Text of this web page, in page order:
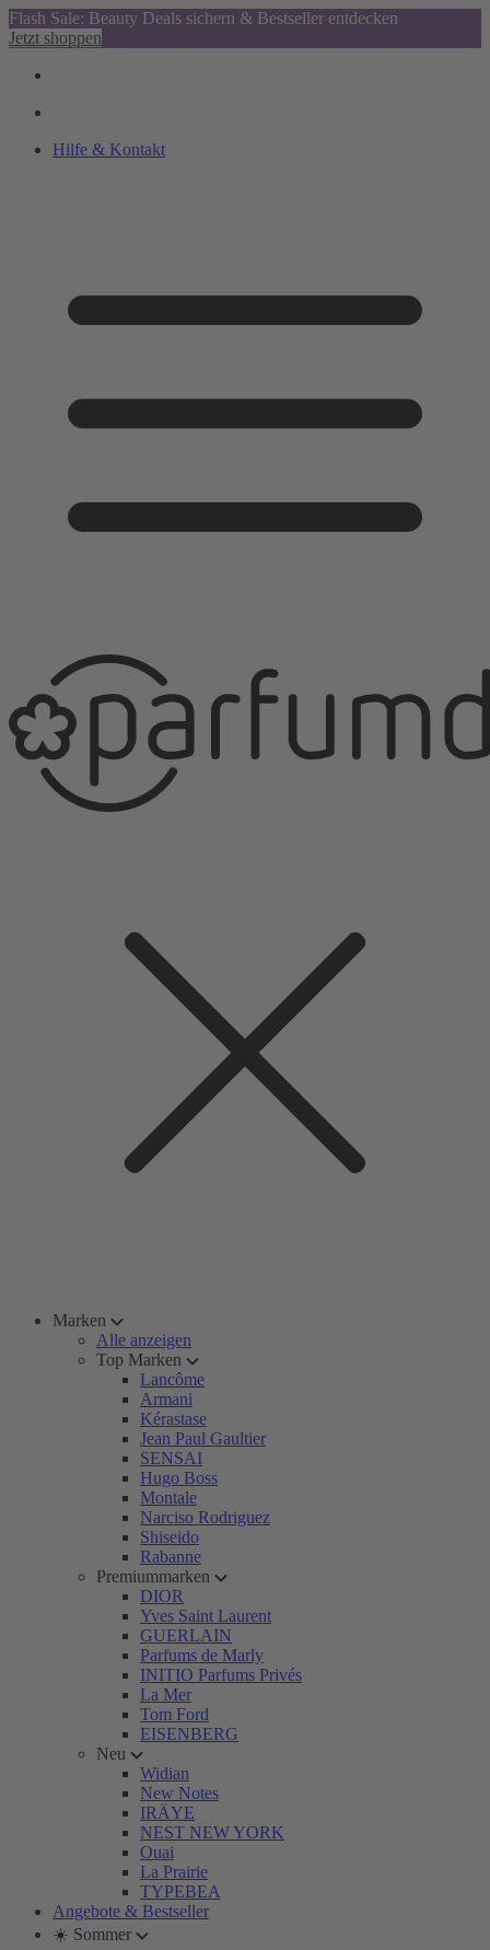
Flash Sale: Beauty Deals sichern & Bestseller entdecken
Jetzt shoppen
Hilfe & Kontakt
Marken
Alle anzeigen
Top Marken
Lancôme
Armani
Kérastase
Jean Paul Gaultier
SENSAI
Hugo Boss
Montale
Narciso Rodriguez
Shiseido
Rabanne
Premiummarken
DIOR
Yves Saint Laurent
GUERLAIN
Parfums de Marly
INITIO Parfums Privés
La Mer
Tom Ford
EISENBERG
Neu
Widian
New Notes
IRÄYE
NEST NEW YORK
Ouai
La Prairie
TYPEBEA
Angebote & Bestseller
☀️ Sommer